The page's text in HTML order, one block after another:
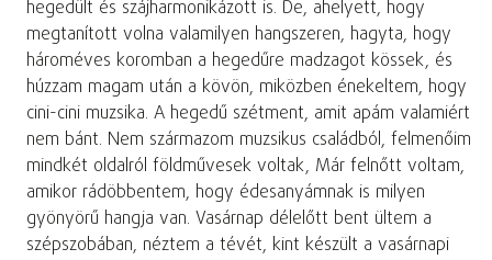
hegedült és szájharmonikázott is. De, ahelyett, hogy
megtanított volna valamilyen hangszeren, hagyta, hogy
hároméves koromban a hegedűre madzagot kössek, és
húzzam magam után a kövön, miközben énekeltem, hogy
cini-cini muzsika. A hegedű szétment, amit apám valamiért
nem bánt. Nem származom muzsikus családból, felmenőim
mindkét oldalról földművesek voltak, Már felnőtt voltam,
amikor rádöbbentem, hogy édesanyámnak is milyen
gyönyörű hangja van. Vasárnap délelőtt bent ültem a
szépszobában, néztem a tévét, kint készült a vasárnapi